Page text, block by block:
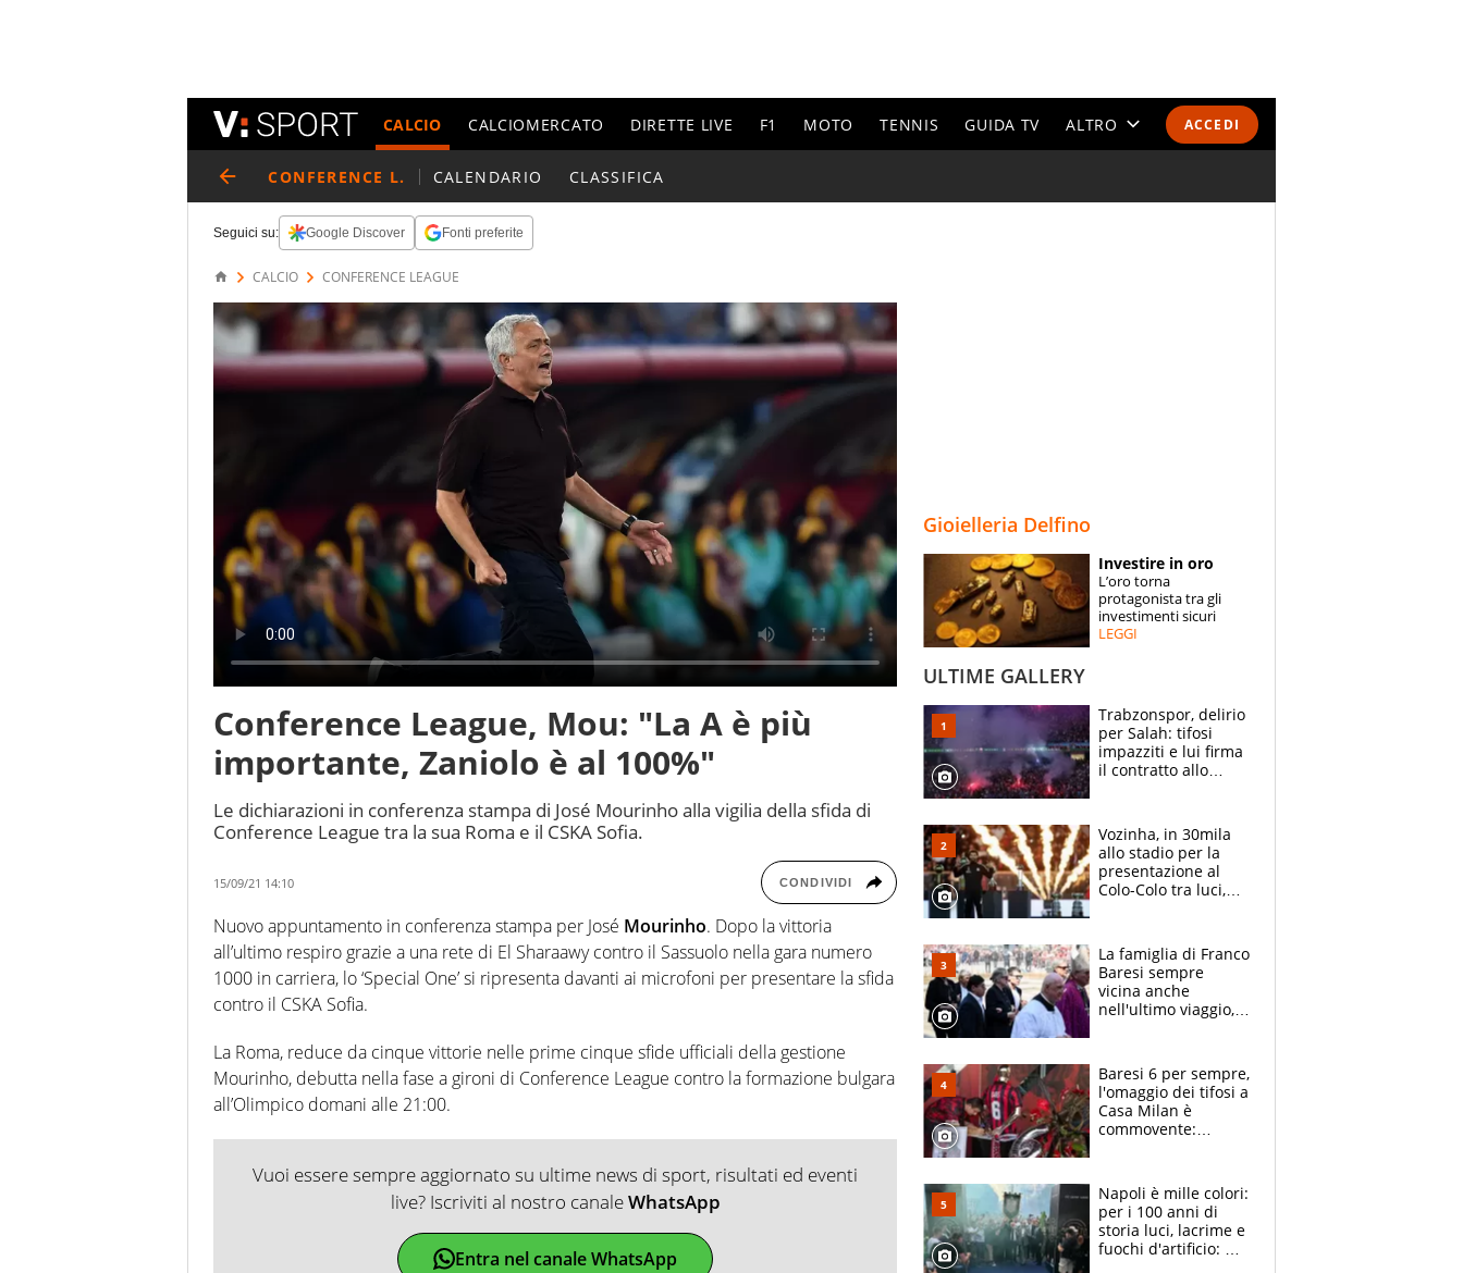
ACCEDI
CALCIO CALCIOMERCATO DIRETTE LIVE F1 MOTO TENNIS GUIDA TV ALTRO
ESPERTI
CONTATTI
CONFERENCE L. CALENDARIO CLASSIFICA
Seguici su: Google Discover Fonti preferite
CALCIO CONFERENCE LEAGUE
Conference League, Mou: "La A è più
importante, Zaniolo è al 100%"
Le dichiarazioni in conferenza stampa di José Mourinho alla vigilia della sfida di
Conference League tra la sua Roma e il CSKA Sofia.
15/09/21 14:10 CONDIVIDI
Nuovo appuntamento in conferenza stampa per José Mourinho. Dopo la vittoria
all’ultimo respiro grazie a una rete di El Sharaawy contro il Sassuolo nella gara numero
1000 in carriera, lo ‘Special One’ si ripresenta davanti ai microfoni per presentare la sfida
contro il CSKA Sofia.
La Roma, reduce da cinque vittorie nelle prime cinque sfide ufficiali della gestione
Mourinho, debutta nella fase a gironi di Conference League contro la formazione bulgara
all’Olimpico domani alle 21:00.
Vuoi essere sempre aggiornato su ultime news di sport, risultati ed eventi
live? Iscriviti al nostro canaleWhatsApp
Entra nel canale WhatsApp
Gioielleria Delfino
Investire in oro
L’oro torna
protagonista tra gli
investimenti sicuri
LEGGI
ULTIME GALLERY
Trabzonspor, delirio
per Salah: tifosi
impazziti e lui firma
il contratto allo
Vozinha, in 30mila
allo stadio per la
presentazione al
Colo-Colo tra luci,
La famiglia di Franco
Baresi sempre
vicina anche
nell'ultimo viaggio,
circondati
dall'affetto dei tifosi
Baresi 6 per sempre,
l'omaggio dei tifosi a
Casa Milan è
commovente:
bigliettini
Napoli è mille colori:
per i 100 anni di
storia luci, lacrime e
fuochi d'artificio: De